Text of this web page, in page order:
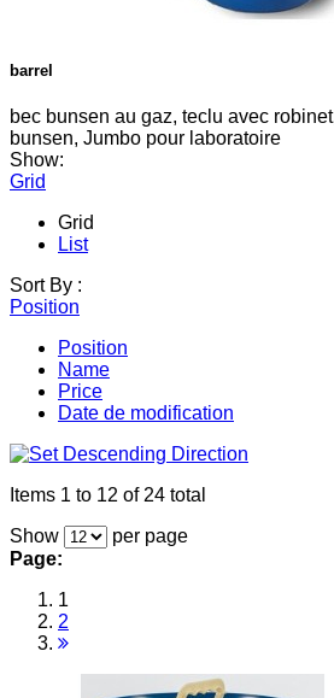
barrel
bec bunsen au gaz, teclu avec
bunsen, Jumbo pour laboratoire
Show:
Grid
Grid
List
Sort By :
Position
Position
Name
Price
Date de modification
Items 1 to 12 of 24 total
Show
per page
Page:
1
2